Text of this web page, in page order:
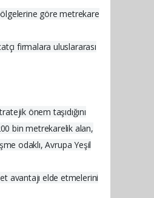
göre metrekare
firmalara uluslararası
önem taşıdığını
bin metrekarelik alan,
odaklı, Avrupa Yeşil
avantajı elde etmelerini